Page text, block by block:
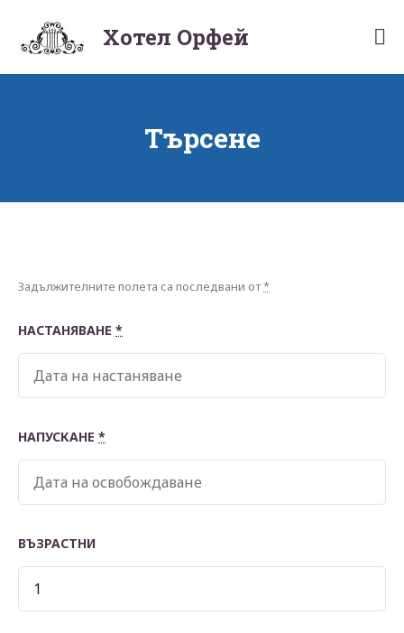
content
Хотел Орфей
Hotelorpheus
Търсене
Задължителните полета са последвани от*
НАСТАНЯВАНЕ *
НАПУСКАНЕ *
ВЪЗРАСТНИ